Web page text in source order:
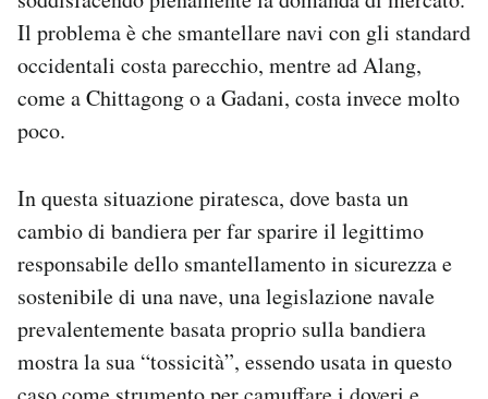
Il problema è che smantellare navi con gli standard
occidentali costa parecchio, mentre ad Alang,
come a Chittagong o a Gadani, costa invece molto
poco.
In questa situazione piratesca, dove basta un
cambio di bandiera per far sparire il legittimo
responsabile dello smantellamento in sicurezza e
sostenibile di una nave, una legislazione navale
prevalentemente basata proprio sulla bandiera
mostra la sua “tossicità”, essendo usata in questo